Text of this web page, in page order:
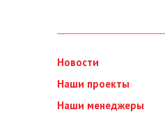
Новости
Наши проекты
Наши менеджеры